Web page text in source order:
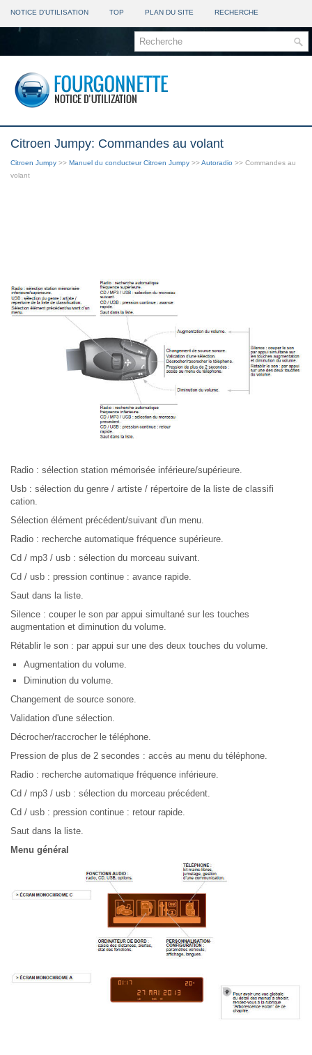
NOTICE D'UTILISATION TOP PLAN DU SITE RECHERCHE
Citroen Jumpy: Commandes au volant
Citroen Jumpy >> Manuel du conducteur Citroen Jumpy >>Autoradio >> Commandes au
volant
Radio : sélection station mémorisée inférieure/supérieure.
Usb : sélection du genre / artiste / répertoire de la liste de classifi
cation.
Sélection élément précédent/suivant d'un menu.
Radio : recherche automatique fréquence supérieure.
Cd / mp3 / usb : sélection du morceau suivant.
Cd / usb : pression continue : avance rapide.
Saut dans la liste.
Silence : couper le son par appui simultané sur les touches
augmentation et diminution du volume.
Rétablir le son : par appui sur une des deux touches du volume.
Augmentation du volume.
Diminution du volume.
Changement de source sonore.
Validation d'une sélection.
Décrocher/raccrocher le téléphone.
Pression de plus de 2 secondes : accès au menu du téléphone.
Radio : recherche automatique fréquence inférieure.
Cd / mp3 / usb : sélection du morceau précédent.
Cd / usb : pression continue : retour rapide.
Saut dans la liste.
Menu général